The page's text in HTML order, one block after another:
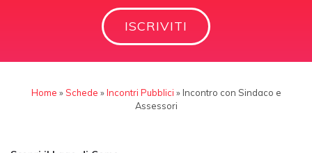
ISCRIVITI
Home »Schede »Incontri Pubblici » Incontro con Sindaco e
Assessori